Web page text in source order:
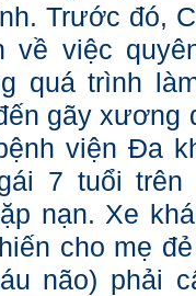
Trước đó,
về việc
quá trình
gãy xương
viện Đa
7 tuổi
nạn. Xe
cho mẹ
não) phải